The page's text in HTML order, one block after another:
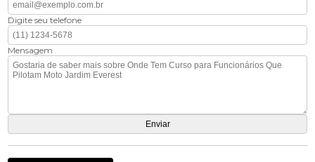
Digite seu telefone
Mensagem